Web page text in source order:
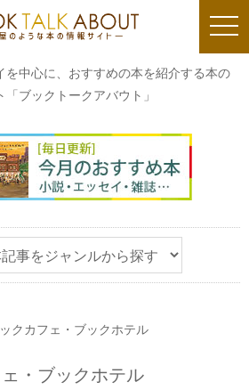
を中心に、おすすめの本を紹介する本の
「ブックトークアバウト」
クカフェ・ブックホテル
・ブックホテル